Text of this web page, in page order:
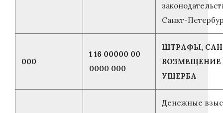
Санкт-
000
1 16 00000 00
0000 000
ШТРАФЫ,
ВОЗМЕЩЕНИЕ
УЩЕРБА
Денежные